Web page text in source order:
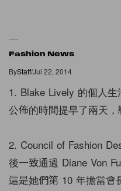
Fashion News
ByStaff/Jul 22, 2014
1. Blake Lively 的個人
公佈的時間提早了兩天
2. Council of Fashion
後一致通過 Diane Von
這是她們第 10 年擔當會